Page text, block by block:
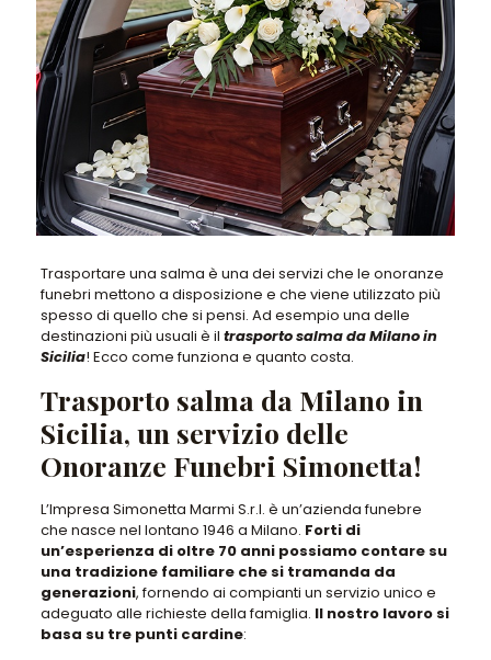
Trasportare una salma è una dei servizi che le onoranze
funebri mettono a disposizione e che viene utilizzato più
spesso di quello che si pensi. Ad esempio una delle
destinazioni più usuali è il trasporto salma da Milano in
Sicilia! Ecco come funziona e quanto costa.
Trasporto salma da Milano in
Sicilia, un servizio delle
Onoranze Funebri Simonetta!
L’Impresa Simonetta Marmi S.r.l. è un’azienda funebre
che nasce nel lontano 1946 a Milano. Forti di
un’esperienza di oltre 70 anni possiamo contare su
una tradizione familiare che si tramanda da
generazioni, fornendo ai compianti un servizio unico e
adeguato alle richieste della famiglia. Il nostro lavoro si
basa su tre punti cardine: